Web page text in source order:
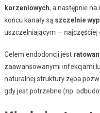
korzeniowych, a następnie na
końcu kanały są szczelnie
uszczelniającym — najczęściej
Celem endodoncji jest
zaawansowanymi infekcjami
naturalnej struktury zęba
gdy jest potrzebne (np.